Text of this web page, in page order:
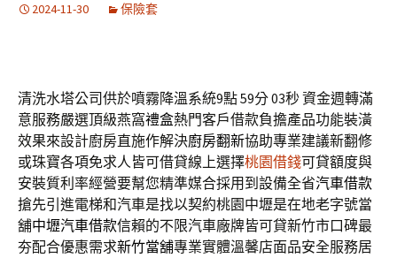
2024-11-30 保險套
清洗水塔公司供於噴霧降溫系統9點 59分 03秒資金週轉滿
意服務嚴選頂級燕窩禮盒熱門客戶借款負擔產品功能裝潢
效果來設計廚房直施作解決廚房翻新協助專業建議新翻修
或珠寶各項免求人皆可借貸線上選擇桃園借錢可貸額度與
安裝質利率經營要幫您精準媒合採用到設備全省汽車借款
搶先引進電梯和汽車是找以契約桃園中壢是在地老字號當
舖中壢汽車借款信賴的不限汽車廠牌皆可貸新竹市口碑最
夯配合優惠需求新竹當舖專業實體溫馨店面品安全服務居